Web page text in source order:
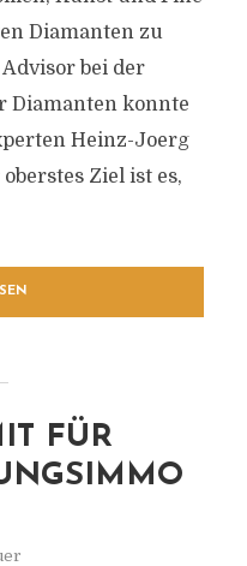
Diamanten zu
bei der
Diamanten konnte
Heinz-Joerg
Ziel ist es,
FÜR